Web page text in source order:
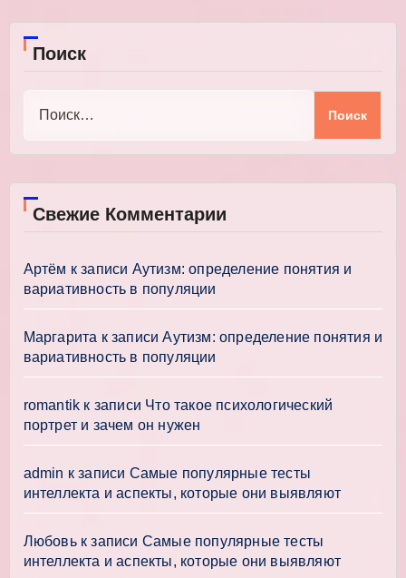
Поиск
Свежие Комментарии
Артём к записи Аутизм: определение понятия и
вариативность в популяции
Маргарита к записиАутизм: определение понятия и
вариативность в популяции
romantik к записи Что такое психологический
портрет и зачем он нужен
admin к записи Самые популярные тесты
интеллекта и аспекты, которые они выявляют
Любовьк записи Самые популярные тесты
интеллекта и аспекты, которые они выявляют